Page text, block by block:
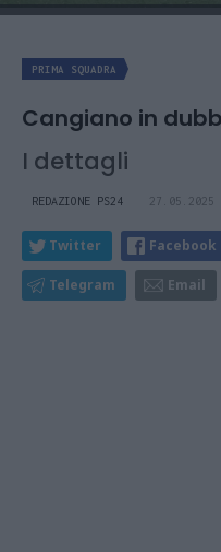
PRIMA SQUADRA
Cangiano in
I dettagli
REDAZIONE PS24 27.05.2025
Twitter Facebook
Telegram Email